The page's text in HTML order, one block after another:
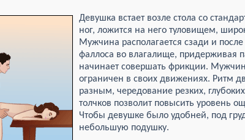
Девушка встает возле стола со
ног, ложится на него туловищем,
Мужчина располагается сзади и
фаллоса во влагалище, придерживая
начинает совершать фрикции.
ограничен в своих движениях. Ритм
разным, чередование резких,
толчков позволит повысить уровень
Чтобы девушке было удобней, под
небольшую подушку.